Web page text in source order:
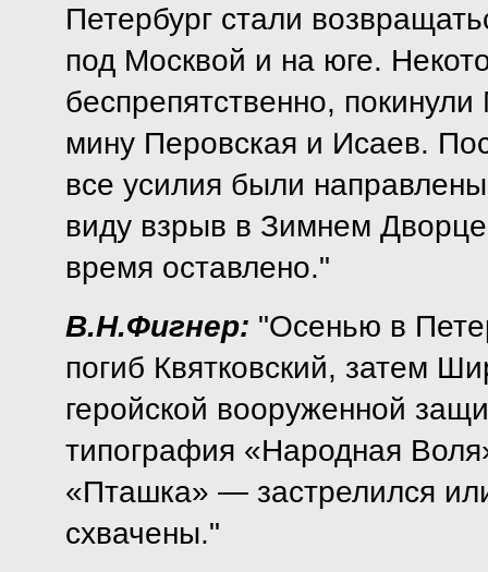
Петербург стали
под Москвой и на юге.
беспрепятственно,
мину Перовская и Исаев.
все усилия были
виду взрыв в Зимнем
время оставлено."
В.Н.Фигнер: "Осенью в
погиб Квятковский, затем
геройской вооруженной
типография «Народная
«Пташка» — застрелился
схвачены."